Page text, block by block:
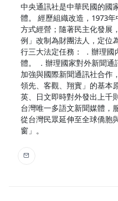
中央通訊社是中華民國的國
體。 經歷組織改造，1973
方式經營；隨著民主化發展
例」改制為財團法人，定位
行三大法定任務： ．辦理
體。 ．辦理國家對外新聞通
加強與國際新聞通訊社合作
領先、客觀、翔實」的基本
英、日文即時對外發出上千
台灣唯一多語文新聞媒體，
從台灣民眾延伸至全球僑胞
窗」。